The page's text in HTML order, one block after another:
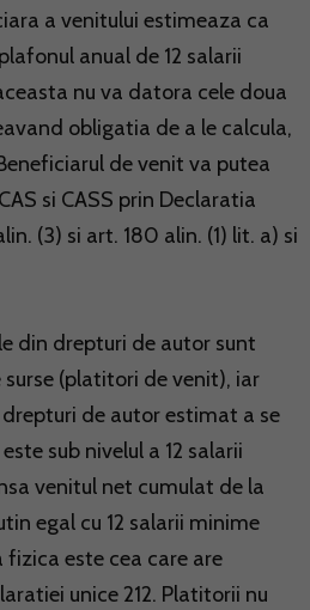
a venitului estimeaza ca
anual de 12 salarii
nu va datora cele doua
obligatia de a le calcula,
de venit va putea
si CASS prin Declaratia
(3) si art. 180 alin. (1) lit. a) si
din drepturi de autor sunt
(platitori de venit), iar
de autor estimat a se
sub nivelul a 12 salarii
venitul net cumulat de la
egal cu 12 salarii minime
fizica este cea care are
unice 212. Platitorii nu